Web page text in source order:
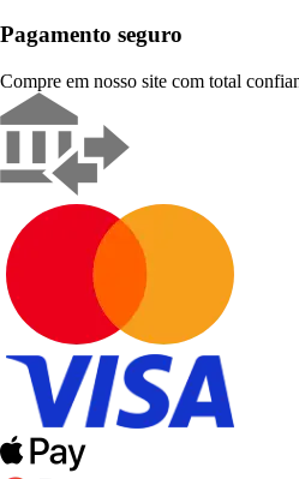
Pagamento seguro
Compre em nosso site com total